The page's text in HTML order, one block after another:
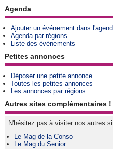
Agenda
Ajouter un événement dans
Agenda par régions
Liste des événements
Petites annonces
Déposer une petite annonce
Toutes les petites annonces
Les annonces par régions
Autres sites complémentaires !
N'hésitez pas à visiter nos autres
Le Mag de la Conso
Le Mag du Senior